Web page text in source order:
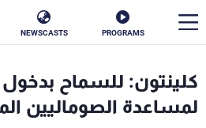
PROGRAMS
NEWSCASTS
كلينتون: للسماح بدخول
لمساعدة الصوماليين
الأخبار